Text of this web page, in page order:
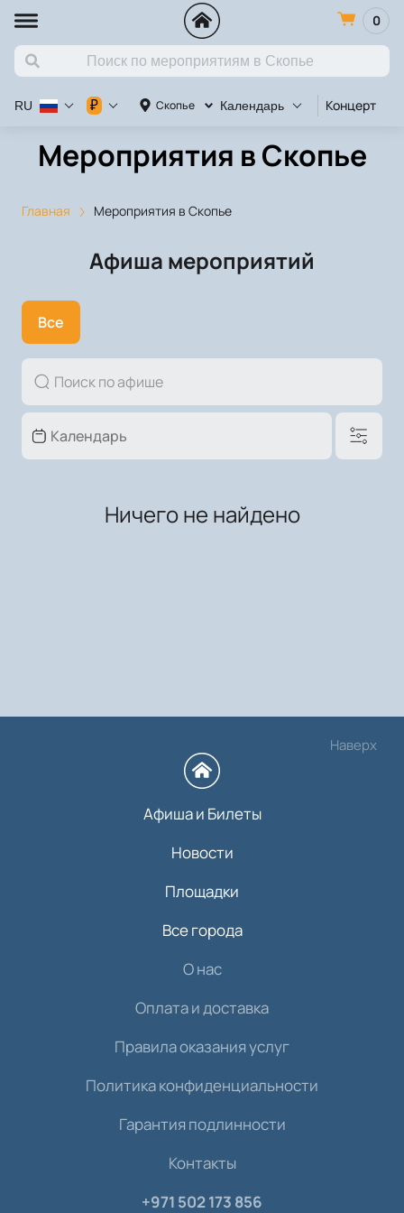
0
Скопье Календарь Концерт
RU ₽
Мероприятия в Скопье
Главная Мероприятия в Скопье
Афиша мероприятий
Все
Ничего не найдено
Наверх
Афиша и Билеты
Новости
Площадки
Все города
О нас
Оплата и доставка
Правила оказания услуг
Политика конфиденциальности
Гарантия подлинности
Контакты
+971 502 173 856